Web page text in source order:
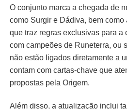
O conjunto marca a chegada de
como Surgir e Dádiva, bem como
que traz regras exclusivas para a
com campeões de Runeterra, ou
não estão ligados diretamente a
contam com cartas-chave que
propostas pela Origem.
Além disso, a atualização inclui